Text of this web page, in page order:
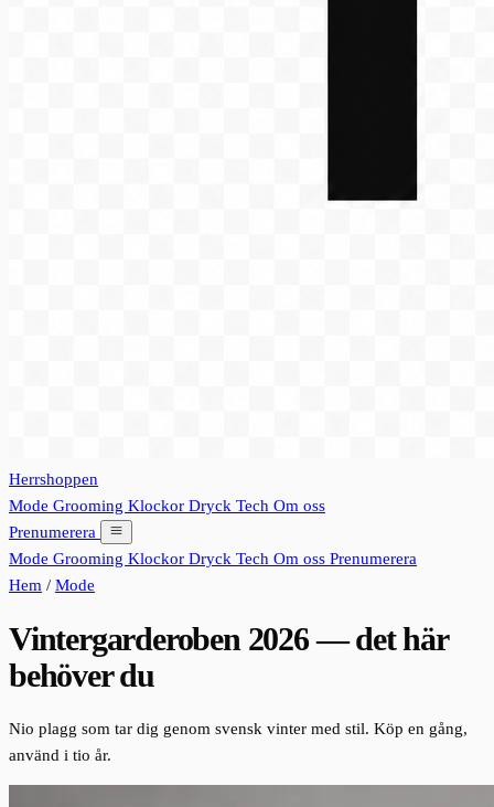
Herrshoppen
Mode Grooming Klockor Dryck Tech Om oss
Prenumerera
Mode Grooming Klockor Dryck Tech Om oss Prenumerera
Hem / Mode
Vintergarderoben 2026 — det här
behöver du
Nio plagg som tar dig genom svensk vinter med stil. Köp en gång,
använd i tio år.